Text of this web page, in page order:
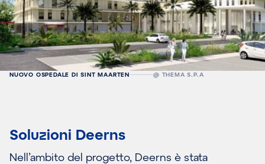
NUOVO OSPEDALE DI SINT MAARTEN @ THEMA S.P.A
Soluzioni Deerns
Nell’ambito del progetto, Deerns è stata